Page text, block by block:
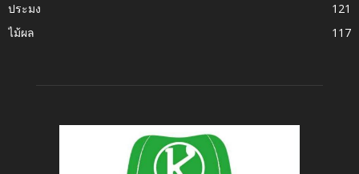
ประมง
121
ไม้ผล
117